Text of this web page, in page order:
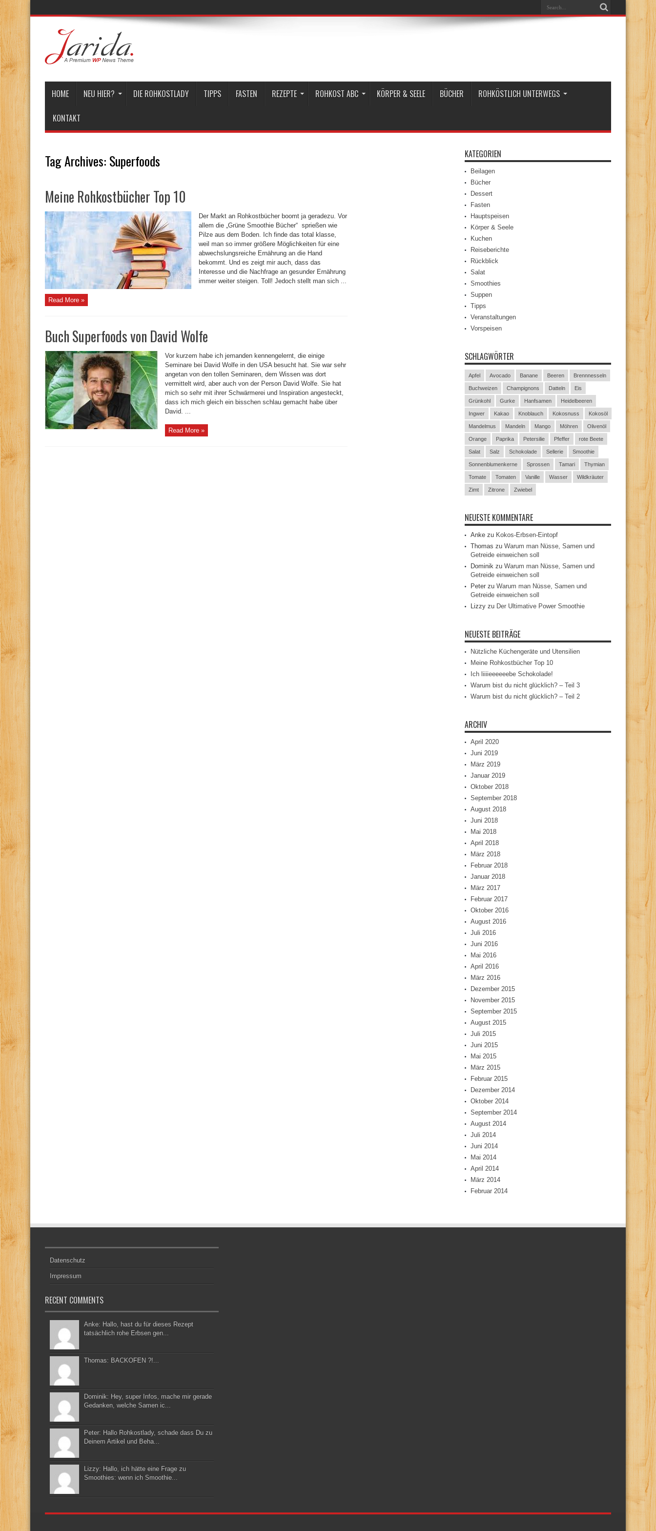
HOME NEU HIER? DIE ROHKOSTLADY TIPPS FASTEN REZEPTE ROHKOST ABC KÖRPER & SEELE BÜCHER ROHKÖSTLICH UNTERWEGS
KONTAKT
Tag Archives: Superfoods
Meine Rohkostbücher Top 10
Der Markt an Rohkostbücher boomt ja geradezu. Vor
allem die „Grüne Smoothie Bücher“ sprießen wie
Pilze aus dem Boden. Ich finde das total klasse,
weil man so immer größere Möglichkeiten für eine
abwechslungsreiche Ernährung an die Hand
bekommt. Und es zeigt mir auch, dass das
Interesse und die Nachfrage an gesunder Ernährung
immer weiter steigen. Toll! Jedoch stellt man sich ...
Read More »
Buch Superfoods von David Wolfe
Vor kurzem habe ich jemanden kennengelernt, die einige
Seminare bei David Wolfe in den USA besucht hat. Sie war sehr
angetan von den tollen Seminaren, dem Wissen was dort
vermittelt wird, aber auch von der Person David Wolfe. Sie hat
mich so sehr mit ihrer Schwärmerei und Inspiration angesteckt,
dass ich mich gleich ein bisschen schlau gemacht habe über
David. ...
Read More »
KATEGORIEN
Beilagen
Bücher
Dessert
Fasten
Hauptspeisen
Körper & Seele
Kuchen
Reiseberichte
Rückblick
Salat
Smoothies
Suppen
Tipps
Veranstaltungen
Vorspeisen
SCHLAGWÖRTER
Apfel Avocado Banane Beeren Brennnesseln
Buchweizen Champignons Datteln Eis
Grünkohl Gurke Hanfsamen Heidelbeeren
Ingwer Kakao Knoblauch Kokosnuss Kokosöl
Mandelmus Mandeln Mango Möhren Olivenöl
Orange Paprika Petersilie Pfeffer rote Beete
Salat Salz Schokolade Sellerie Smoothie
Sonnenblumenkerne Sprossen Tamari Thymian
Tomate Tomaten Vanille Wasser Wildkräuter
Zimt Zitrone Zwiebel
NEUESTE KOMMENTARE
Anke zu Kokos-Erbsen-Eintopf
Thomas zu Warum man Nüsse, Samen und
Getreide einweichen soll
Dominik zu Warum man Nüsse, Samen und
Getreide einweichen soll
Peter zu Warum man Nüsse, Samen und
Getreide einweichen soll
Lizzy zu Der Ultimative Power Smoothie
NEUESTE BEITRÄGE
Nützliche Küchengeräte und Utensilien
Meine Rohkostbücher Top 10
Ich liiiieeeeeebe Schokolade!
Warum bist du nicht glücklich? – Teil 3
Warum bist du nicht glücklich? – Teil 2
ARCHIV
April 2020
Juni 2019
März 2019
Januar 2019
Oktober 2018
September 2018
August 2018
Juni 2018
Mai 2018
April 2018
März 2018
Februar 2018
Januar 2018
März 2017
Februar 2017
Oktober 2016
August 2016
Juli 2016
Juni 2016
Mai 2016
April 2016
März 2016
Dezember 2015
November 2015
September 2015
August 2015
Juli 2015
Juni 2015
Mai 2015
März 2015
Februar 2015
Dezember 2014
Oktober 2014
September 2014
August 2014
Juli 2014
Juni 2014
Mai 2014
April 2014
März 2014
Februar 2014
Datenschutz
Impressum
RECENT COMMENTS
Anke: Hallo, hast du für dieses Rezept
tatsächlich rohe Erbsen gen...
Thomas: BACKOFEN ?!...
Dominik: Hey, super Infos, mache mir gerade
Gedanken, welche Samen ic...
Peter: Hallo Rohkostlady, schade dass Du zu
Deinem Artikel und Beha...
Lizzy: Hallo, ich hätte eine Frage zu
Smoothies: wenn ich Smoothie...